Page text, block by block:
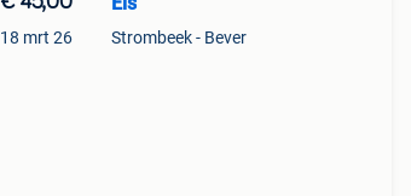
18 mrt 26 Strombeek - Bever